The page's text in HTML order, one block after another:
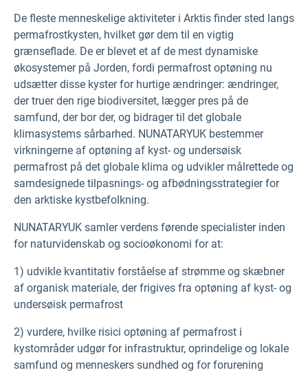
De fleste menneskelige aktiviteter i Arktis finder sted langs
permafrostkysten, hvilket gør dem til en vigtig
grænseflade. De er blevet et af de mest dynamiske
økosystemer på Jorden, fordi permafrost optøning nu
udsætter disse kyster for hurtige ændringer: ændringer,
der truer den rige biodiversitet, lægger pres på de
samfund, der bor der, og bidrager til det globale
klimasystems sårbarhed. NUNATARYUK bestemmer
virkningerne af optøning af kyst- og undersøisk
permafrost på det globale klima og udvikler målrettede og
samdesignede tilpasnings- og afbødningsstrategier for
den arktiske kystbefolkning.
NUNATARYUK samler verdens førende specialister inden
for naturvidenskab og socioøkonomi for at:
1) udvikle kvantitativ forståelse af strømme og skæbner
af organisk materiale, der frigives fra optøning af kyst- og
undersøisk permafrost
2) vurdere, hvilke risici optøning af permafrost i
kystområder udgør for infrastruktur, oprindelige og lokale
samfund og menneskers sundhed og for forurening